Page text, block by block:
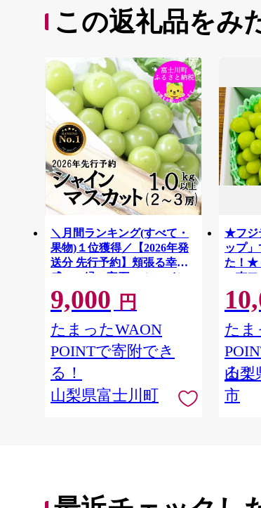
この返礼品をみ
＼月間ランキング(すべて・
果物)１位獲得／【2026年発
送分 先行予約】頬張る幸福
感 〜緑の宝石・ シャイン
マスカット 〜 １ｋｇ以上
（２〜３房） フルーツ 山梨
県産 果物 くだもの シャイン
マスカット ぶどう ブドウ 葡
萄 大粒 種なし 先行予約 富士
川町 10000円 一万円 9000円
九千円
9,000 円
たまったWAON
POINTで寄附でき
る！
山梨県富士川町
★フジ
ップ
た！★
＞南
スカッ
房）
たま
る！
山梨
市